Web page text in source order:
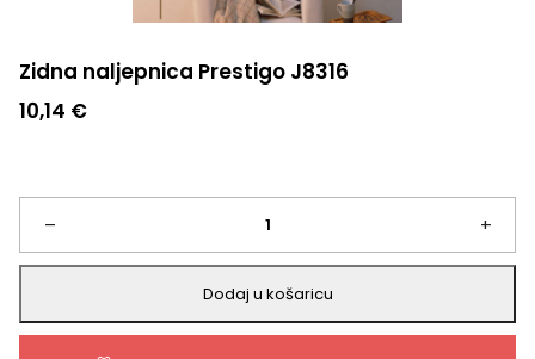
Zidna naljepnica Prestigo J8316
10,14 €
–
Zidna
naljepnica
Prestigo
+
Dodaj u košaricu